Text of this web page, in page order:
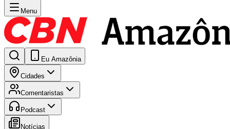
Menu
Eu Amazônia
Cidades
Comentaristas
Podcast
Notícias